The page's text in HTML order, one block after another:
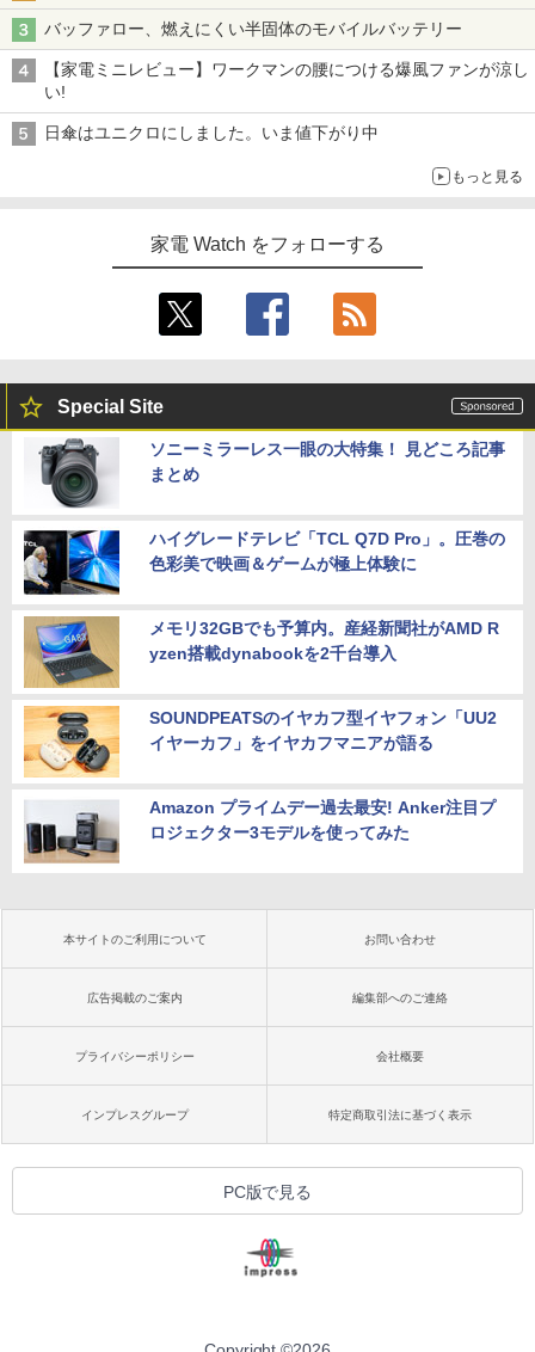
バッファロー、燃えにくい半固体のモバイルバッテリー
【家電ミニレビュー】ワークマンの腰につける爆風ファンが涼し
い!
日傘はユニクロにしました。いま値下がり中
もっと見る
家電 Watch をフォローする
Special Site
ソニーミラーレス一眼の大特集！ 見どころ記事
まとめ
ハイグレードテレビ「TCL Q7D Pro」。圧巻の
色彩美で映画＆ゲームが極上体験に
メモリ32GBでも予算内。産経新聞社がAMD R
yzen搭載dynabookを2千台導入
SOUNDPEATSのイヤカフ型イヤフォン「UU2
イヤーカフ」をイヤカフマニアが語る
Amazon プライムデー過去最安! Anker注目プ
ロジェクター3モデルを使ってみた
本サイトのご利用について お問い合わせ
広告掲載のご案内 編集部へのご連絡
プライバシーポリシー 会社概要
インプレスグループ 特定商取引法に基づく表示
PC版で見る